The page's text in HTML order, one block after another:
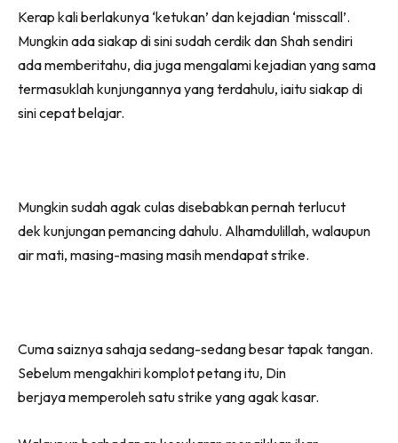
Kerap kali berlakunya ‘ketukan’ dan kejadian ‘misscall’.
Mungkin ada siakap di sini sudah cerdik dan Shah sendiri
ada memberitahu, dia juga mengalami kejadian yang sama
termasuklah kunjungannya yang terdahulu, iaitu siakap di
sini cepat belajar.
Mungkin sudah agak culas disebabkan pernah terlucut
dek kunjungan pemancing dahulu. Alhamdulillah, walaupun
air mati, masing-masing masih mendapat strike.
Cuma saiznya sahaja sedang-sedang besar tapak tangan.
Sebelum mengakhiri komplot petang itu, Din
berjaya memperoleh satu strike yang agak kasar.